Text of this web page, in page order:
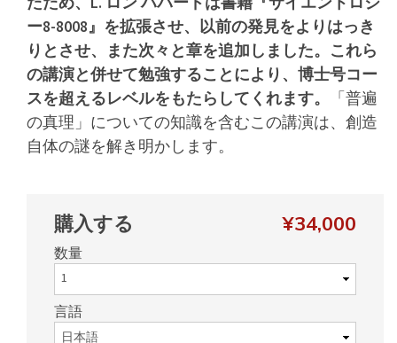
ー8-8008』を拡張させ、以前の発見をよりはっき
りとさせ、また次々と章を追加しました。これら
の講演と併せて勉強することにより、博士号コー
スを超えるレベルをもたらしてくれます。
「普遍
の真理」についての知識を含むこの講演は、創造
自体の謎を解き明かします。
購入する ¥34,000
数量
言語